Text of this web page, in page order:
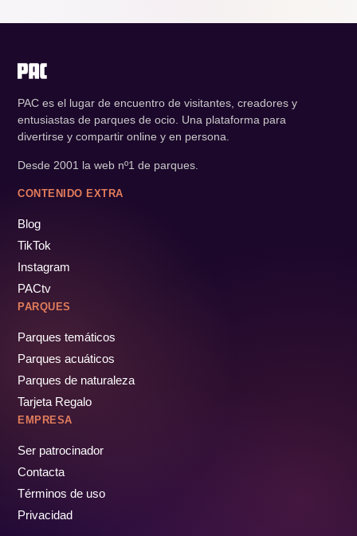
PAC es el lugar de encuentro de visitantes, creadores y
entusiastas de parques de ocio. Una plataforma para
divertirse y compartir online y en persona.
Desde 2001 la web nº1 de parques.
CONTENIDO EXTRA
Blog
TikTok
Instagram
PACtv
PARQUES
Parques temáticos
Parques acuáticos
Parques de naturaleza
Tarjeta Regalo
EMPRESA
Ser patrocinador
Contacta
Términos de uso
Privacidad